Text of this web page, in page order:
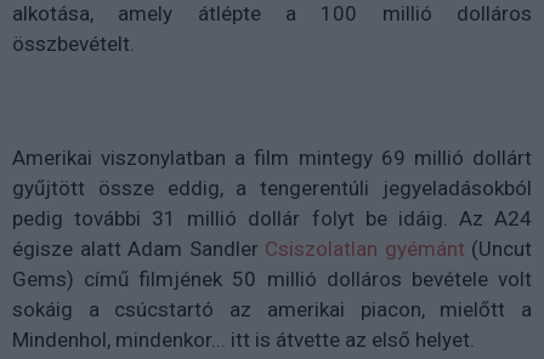
alkotása, amely átlépte a 100 millió dolláros
összbevételt.
Amerikai viszonylatban a film mintegy 69 millió dollárt
gyűjtött össze eddig, a tengerentúli jegyeladásokból
pedig további 31 millió dollár folyt be idáig. Az A24
égisze alatt Adam Sandler Csiszolatlan gyémánt (Uncut
Gems) című filmjének 50 millió dolláros bevétele volt
sokáig a csúcstartó az amerikai piacon, mielőtt a
Mindenhol, mindenkor... itt is átvette az első helyet.